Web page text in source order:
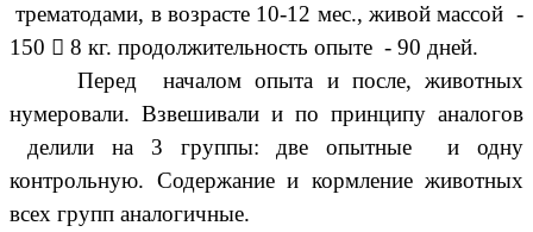
трематодами, в возрасте 10-12 мес., живой массой -
150  8 кг. продолжительность опыте - 90 дней.
Перед началом опыта и после, животных
нумеровали. Взвешивали и по принципу аналогов
делили на 3 группы: две опытные и одну
контрольную. Содержание и кормление животных
всех групп аналогичные.